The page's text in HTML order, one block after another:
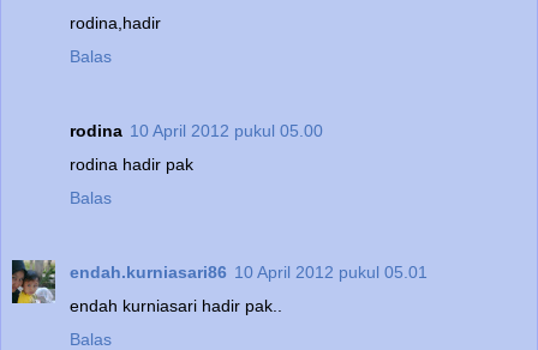
rodina,hadir
Balas
rodina 10 April 2012 pukul 05.00
rodina hadir pak
Balas
endah.kurniasari86 10 April 2012 pukul 05.01
endah kurniasari hadir pak..
Balas